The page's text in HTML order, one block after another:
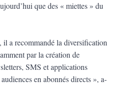
que des « miettes » du
il a recommandé la diversification
par la création de
SMS et applications
en abonnés directs », a-